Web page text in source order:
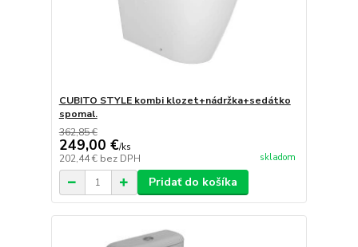
CUBITO STYLE kombi klozet+nádržka+sedátko
spomal.
362,85 €
249,00 €/ks
202,44 € bez DPH skladom
Pridať do košíka